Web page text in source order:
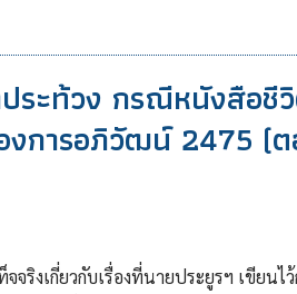
ระท้วง กรณีหนังสือชี
องการอภิวัฒน์ 2475 (
ริงเกี่ยวกับเรื่องที่นายประยูรฯ เขียนไ